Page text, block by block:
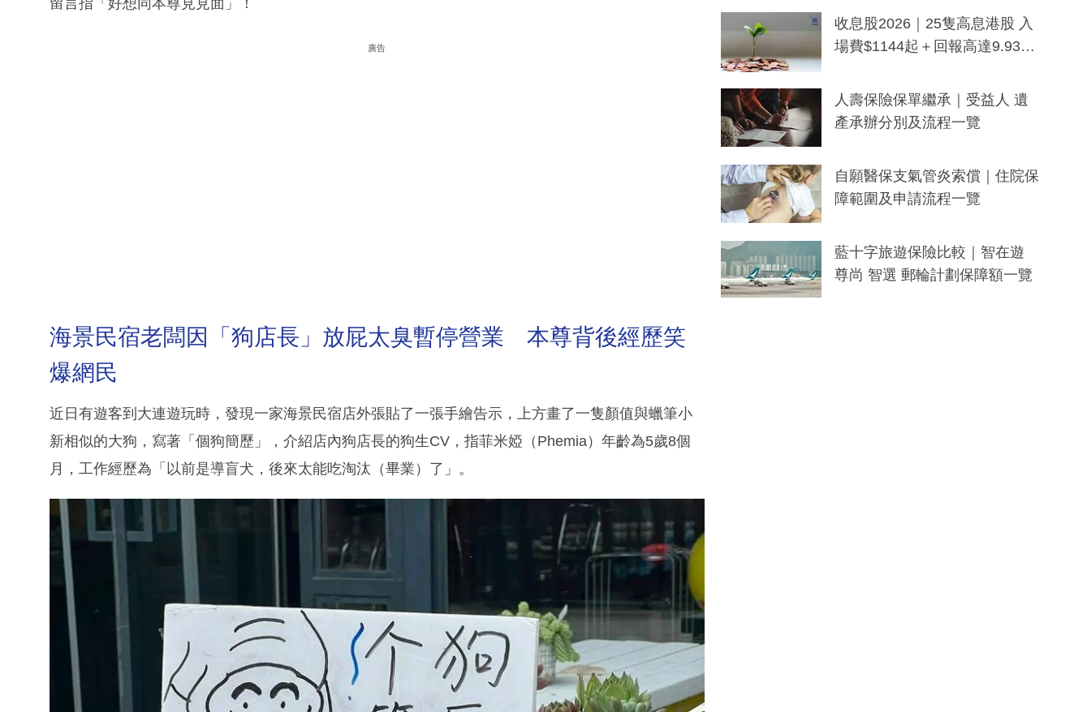
留言指「好想同本尊見見面」！
廣告
海景民宿老闆因「狗店長」放屁太臭暫停營業 本尊背後經歷笑
爆網民
近日有遊客到大連遊玩時，發現一家海景民宿店外張貼了一張手繪告示，上方畫了一隻顏值與蠟筆小
新相似的大狗，寫著「個狗簡歷」，介紹店內狗店長的狗生CV，指菲米婭（Phemia）年齡為5歲8個
月，工作經歷為「以前是導盲犬，後來太能吃淘汰（畢業）了」。
一度被誤當詐騙手段
收息股2026｜25隻高息港股 入
場費$1144起＋回報高達9.93
人壽保險保單繼承｜受益人 遺
產承辦分別及流程一覽
自願醫保支氣管炎索償｜住院保
障範圍及申請流程一覽
藍十字旅遊保險比較｜智在遊
尊尚 智選 郵輪計劃保障額一覽